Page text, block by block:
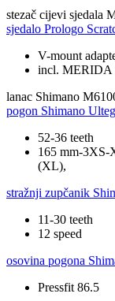
stezač cijevi sjedala
sjedalo Prologo
V-mount
incl. MERIDA
lanac Shimano
pogon Shimano
52-36 teeth
165 mm-3XS-
(XL),
stražnji zupčanik
11-30 teeth
12 speed
osovina pogona
Pressfit 86.5